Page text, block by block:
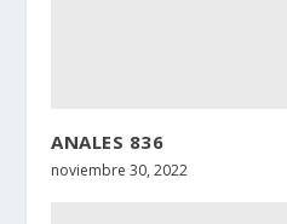
ANALES 836
noviembre 30, 2022